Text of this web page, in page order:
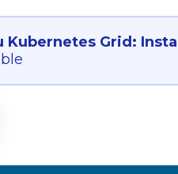
Kubernetes Grid: